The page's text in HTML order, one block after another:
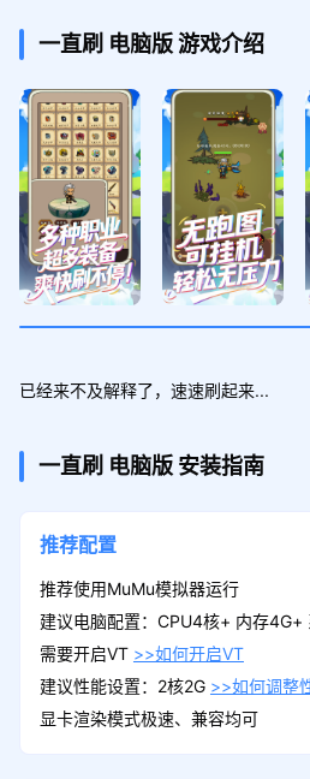
一直刷 电脑版游戏介绍
已经来不及解释了，速速刷起来...
一直刷 电脑版 安装指南
推荐配置
推荐使用MuMu模拟器运行
建议电脑配置：CPU4核+ 内存
需要开启VT >>如何开启VT
建议性能设置：2核2G >>如何调整
显卡渲染模式极速、兼容均可